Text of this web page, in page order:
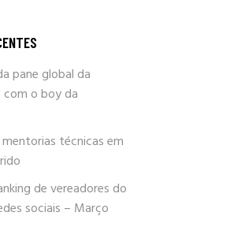
sobre / quem somos
pane global da
o boy da
técnicas em
de vereadores do
sociais – Março